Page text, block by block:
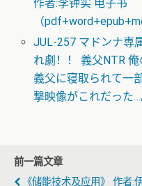
作者:李钟实 电子书
（
JUL-257 マドンナ専
れ劇！！ 義父NTR
義父に寝取られて一
撃映像がこれだった
前一篇文章
《储能技术及应用》 作者: